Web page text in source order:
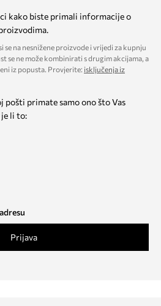
kako biste primali informacije o
na nesnižene proizvode i vrijedi za kupnju
se ne može kombinirati s drugim akcijama, a
iz popusta. Provjerite: isključenja iz
pošti primate samo ono što Vas
je li to:
Prijava